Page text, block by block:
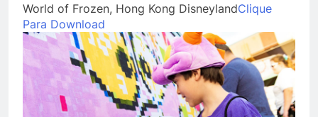
World of Frozen, Hong Kong DisneylandClique
Para Download